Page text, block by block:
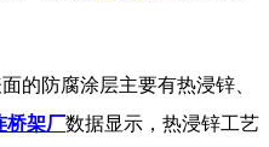
防腐涂层主要有热浸锌、
桥架厂数据显示，热浸锌工艺